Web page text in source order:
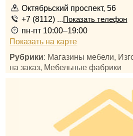
Октябрьский проспект, 56
+7 (8112) ...Показать телефон
пн-пт 10:00–19:00
Показать на карте
Рубрики: Магазины мебели,
на заказ, Мебельные фабрики